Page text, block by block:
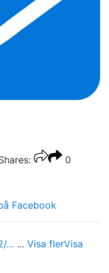
0
Facebook
… ... Visa flerVisa